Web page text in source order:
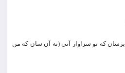
برسان كه تو سزاوار آني (نه آن سان كه من